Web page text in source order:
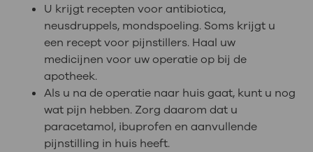
U krijgt recepten voor antibiotica,
neusdruppels, mondspoeling. Soms krijgt u
een recept voor pijnstillers. Haal uw
medicijnen voor uw operatie op bij de
apotheek.
Als u na de operatie naar huis gaat, kunt u nog
wat pijn hebben. Zorg daarom dat u
paracetamol, ibuprofen en aanvullende
pijnstilling in huis heeft.